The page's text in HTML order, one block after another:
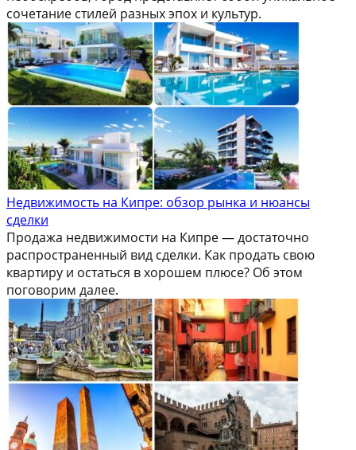
сочетание стилей разных эпох и культур.
Недвижимость на Кипре: обзор рынка и нюансы
сделки
Продажа недвижимости на Кипре — достаточно
распространенный вид сделки. Как продать свою
квартиру и остаться в хорошем плюсе? Об этом
поговорим далее.